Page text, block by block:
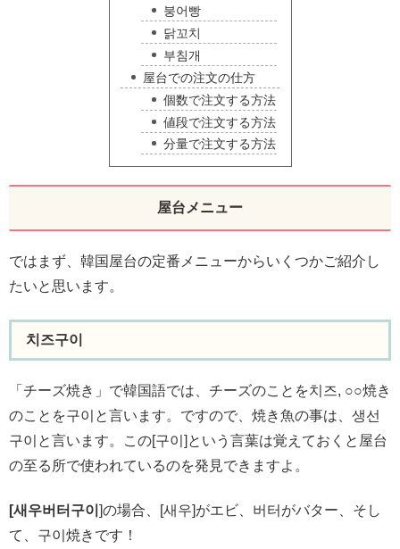
붕어빵
닭꼬치
부침개
屋台での注文の仕方
個数で注文する方法
値段で注文する方法
分量で注文する方法
屋台メニュー
ではまず、韓国屋台の定番メニューからいくつかご紹介し
たいと思います。
치즈구이
「チーズ焼き」で韓国語では、チーズのことを치즈, ○○焼き
のことを구이と言います。ですので、焼き魚の事は、생선
구이と言います。この[구이]という言葉は覚えておくと屋台
の至る所で使われているのを発見できますよ。
[새우버터구이 ]の場合、[새우]がエビ、버터がバター、そし
て、구이焼きです！